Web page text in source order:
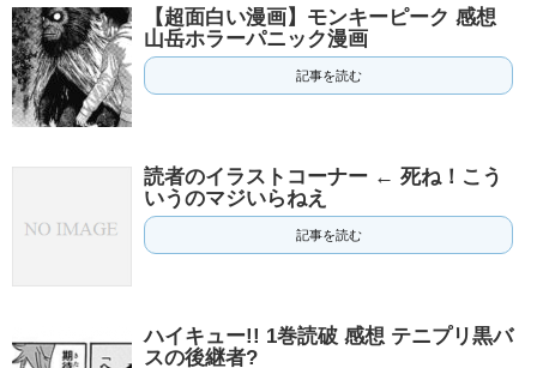
【超面白い漫画】モンキーピーク 感想
山岳ホラーパニック漫画
記事を読む
読者のイラストコーナー ← 死ね！こう
いうのマジいらねえ
記事を読む
ハイキュー!! 1巻読破 感想 テニプリ黒バ
スの後継者?